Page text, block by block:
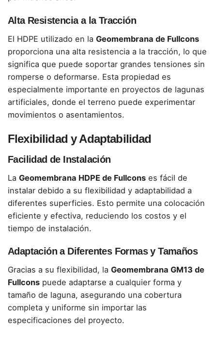
Alta Resistencia a la Tracción
El HDPE utilizado en la Geomembrana de Fullcons
proporciona una alta resistencia a la tracción, lo que
significa que puede soportar grandes tensiones sin
romperse o deformarse. Esta propiedad es
especialmente importante en proyectos de lagunas
artificiales, donde el terreno puede experimentar
movimientos o asentamientos.
Flexibilidad y Adaptabilidad
Facilidad de Instalación
La Geomembrana HDPE de Fullcons es fácil de
instalar debido a su flexibilidad y adaptabilidad a
diferentes superficies. Esto permite una colocación
eficiente y efectiva, reduciendo los costos y el
tiempo de instalación.
Adaptación a Diferentes Formas y Tamaños
Gracias a su flexibilidad, la Geomembrana GM13 de
Fullcons puede adaptarse a cualquier forma y
tamaño de laguna, asegurando una cobertura
completa y uniforme sin importar las
especificaciones del proyecto.